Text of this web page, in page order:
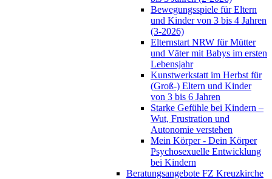
Bewegungsspiele für Eltern
und Kinder von 3 bis 4 Jahren
(3-2026)
Elternstart NRW für Mütter
und Väter mit Babys im ersten
Lebensjahr
Kunstwerkstatt im Herbst für
(Groß-) Eltern und Kinder
von 3 bis 6 Jahren
Starke Gefühle bei Kindern –
Wut, Frustration und
Autonomie verstehen
Mein Körper - Dein Körper
Psychosexuelle Entwicklung
bei Kindern
Beratungsangebote FZ Kreuzkirche